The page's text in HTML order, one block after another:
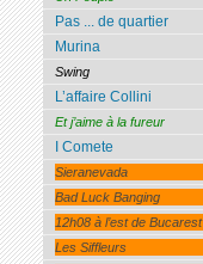
Pas ... de quartier
Murina
Swing
L’affaire Collini
Et j’aime à la fureur
I Comete
Sieranevada
Bad Luck Banging
12h08 à l’est de Bucarest
Les Siffleurs